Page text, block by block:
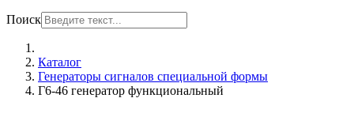
Поиск
Каталог
Генераторы сигналов специальной формы
Г6-46 генератор функциональный